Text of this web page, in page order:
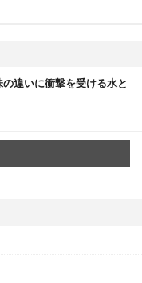
違いに衝撃を受ける水と